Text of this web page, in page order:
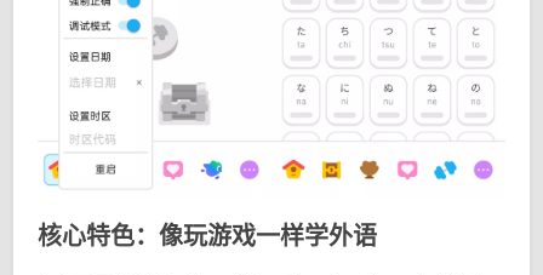
核心特色：像玩游戏一样学外语